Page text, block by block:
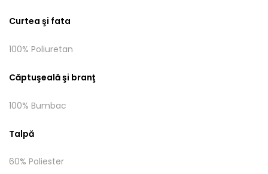
Curtea şi fata
100% Poliuretan
Căptuşeală şi branţ
100% Bumbac
Talpă
60% Poliester